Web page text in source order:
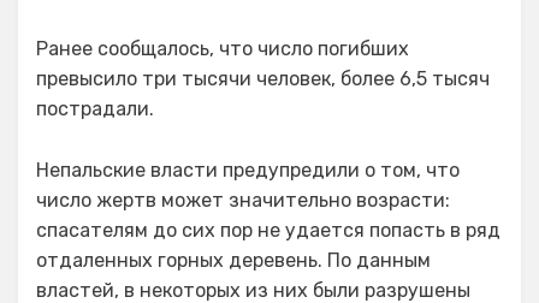
Ранее сообщалось, что число погибших
превысило три тысячи человек, более 6,5 тысяч
пострадали.
Непальские власти предупредили о том, что
число жертв может значительно возрасти:
спасателям до сих пор не удается попасть в ряд
отдаленных горных деревень. По данным
властей, в некоторых из них были разрушены